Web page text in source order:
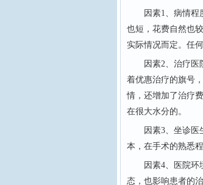
因素1、病情程度
也短，花费自然也
实际情况而定。任
因素2、治疗医院
着优惠治疗的旗号
情，还增加了治疗
在很大水分的。
因素3、坐诊医生
本，在手术的熟悉
因素4、医院环境
态，也影响患者的